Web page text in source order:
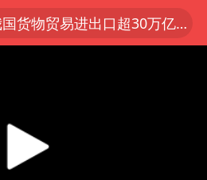
我国货物贸易进出口超30万亿元
上半年我国机械工业经济运行稳中有进